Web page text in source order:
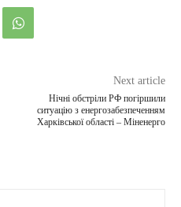
Next article
Нічні обстріли РФ погіршили
ситуацію з енергозабезпеченням
Харківської області – Міненерго